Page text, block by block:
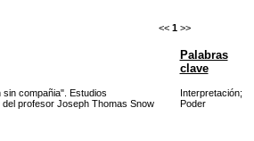
<< 1 >>
Palabras
clave
compañia". Estudios
profesor Joseph Thomas Snow
Interpretación;
Poder